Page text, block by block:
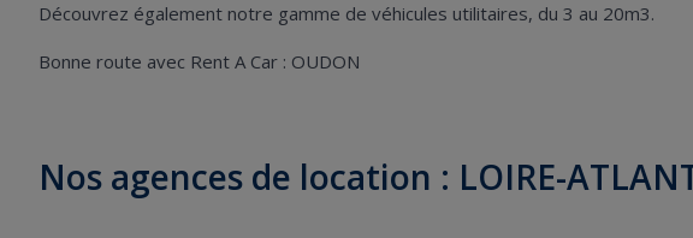
Découvrez également notre gamme de véhicules utilitaires, du 3 au 20m3.
Bonne route avec Rent A Car : OUDON
Nos agences de location : LOIRE-